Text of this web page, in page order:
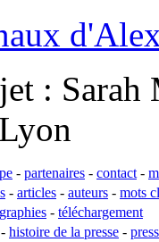
:
- partenaires - contact -
- articles - auteurs - mots
- téléchargement
- histoire de la presse -